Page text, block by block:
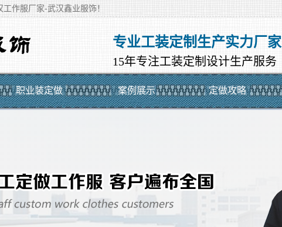
作服厂家-武汉鑫业服饰！
专业工装定制生产实力厂家
15年专注工装定制设计生产服务
职业装定做 案例展示 定做攻略